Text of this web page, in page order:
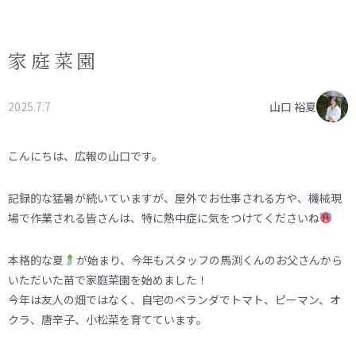
TEL.0574-60-1161
受付時間：9:00～17:00
スタッフブログ
オーナー様へ
資料請求・お問い合わせ
家庭菜園
2025.7.7 山口 裕夏
こんにちは、広報の山口です。
記録的な猛暑が続いていますが、屋外でお仕事される方や、機械現
場で作業される皆さんは、特に熱中症に気をつけてくださいね
本格的な夏
が始まり、今年もスタッフの馬渕くんのお父さんから
いただいた苗で家庭菜園を始めました！
今年は友人の畑ではなく、自宅のベランダでトマト、ピーマン、オ
クラ、唐辛子、小松菜を育てています。